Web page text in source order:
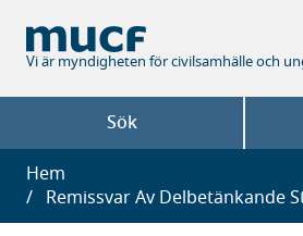
huvudinnehåll
Vi är myndigheten för civilsamhälle och
Sök
Länkstig
Hem
Remissvar Av Delbetänkande